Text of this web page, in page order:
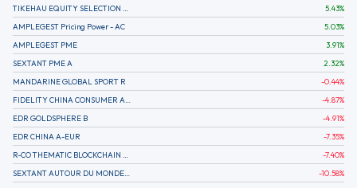
5.43%
AMPLEGEST Pricing Power - AC
5.03%
AMPLEGEST PME
3.91%
SEXTANT PME A
2.32%
MANDARINE GLOBAL SPORT R
-0.44%
-4.87%
EDR GOLDSPHERE B
-4.91%
EDR CHINA A-EUR
-7.35%
-7.40%
-10.58%